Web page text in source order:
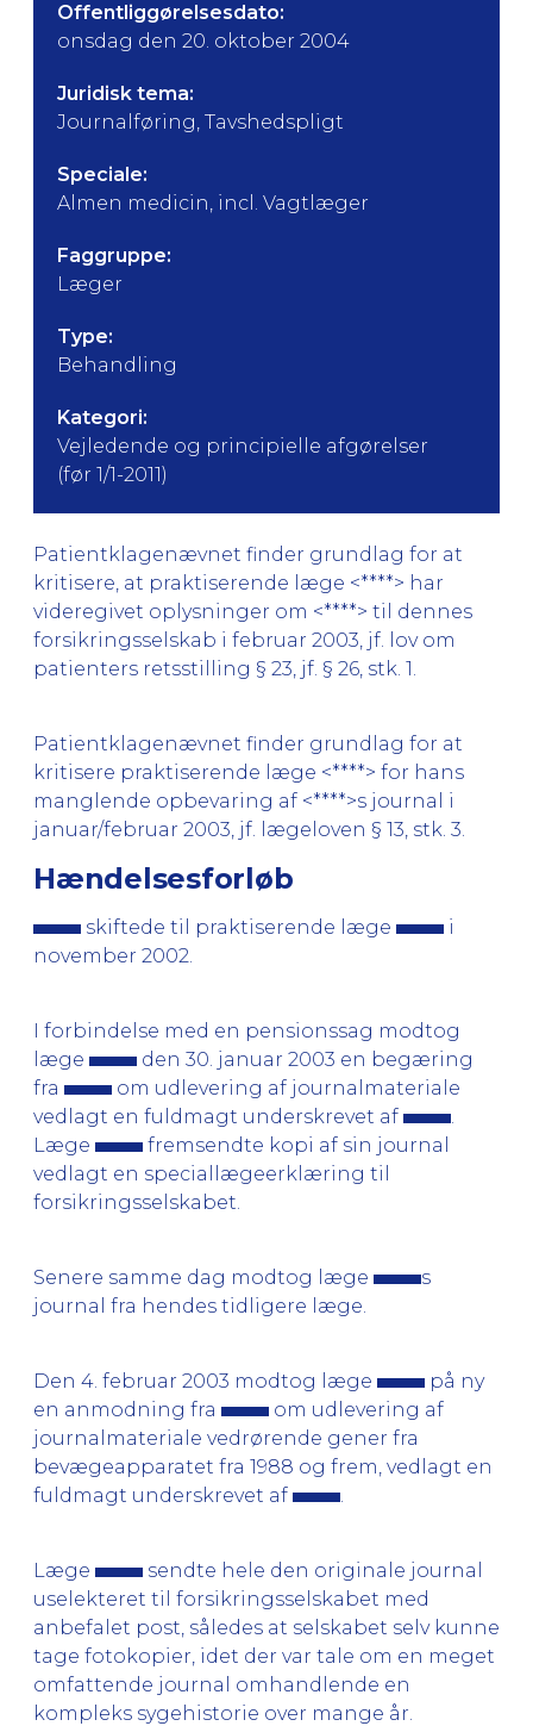
Offentliggørelsesdato:
onsdag den 20. oktober 2004
Juridisk tema:
Journalføring, Tavshedspligt
Speciale:
Almen medicin, incl. Vagtlæger
Faggruppe:
Læger
Type:
Behandling
Kategori:
Vejledende og principielle afgørelser
(før 1/1-2011)
Patientklagenævnet finder grundlag for at
kritisere, at praktiserende læge <****> har
videregivet oplysninger om <****> til dennes
forsikringsselskab i februar 2003, jf. lov om
patienters retsstilling § 23, jf. § 26, stk. 1.
Patientklagenævnet finder grundlag for at
kritisere praktiserende læge <****> for hans
manglende opbevaring af <****>s journal i
januar/februar 2003, jf. lægeloven § 13, stk. 3.
Hændelsesforløb
skiftede til praktiserende læge
i
november 2002.
I forbindelse med en pensionssag modtog
læge
den 30. januar 2003 en begæring
fra
om udlevering af journalmateriale
vedlagt en fuldmagt underskrevet af
Læge
fremsendte kopi af sin journal
vedlagt en speciallægeerklæring til
forsikringsselskabet.
Senere samme dag modtog læge
s
journal fra hendes tidligere læge.
Den 4. februar 2003 modtog læge
på ny
en anmodning fra
om udlevering af
journalmateriale vedrørende gener fra
bevægeapparatet fra 1988 og frem, vedlagt en
fuldmagt underskrevet af
Læge
sendte hele den originale journal
uselekteret til forsikringsselskabet med
anbefalet post, således at selskabet selv kunne
tage fotokopier, idet der var tale om en meget
omfattende journal omhandlende en
kompleks sygehistorie over mange år.